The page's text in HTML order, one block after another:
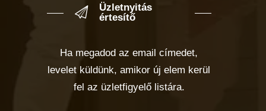
Üzletnyitás
értesítő
Ha megadod az email címedet,
levelet küldünk, amikor új elem kerül
fel az üzletfigyelő listára.